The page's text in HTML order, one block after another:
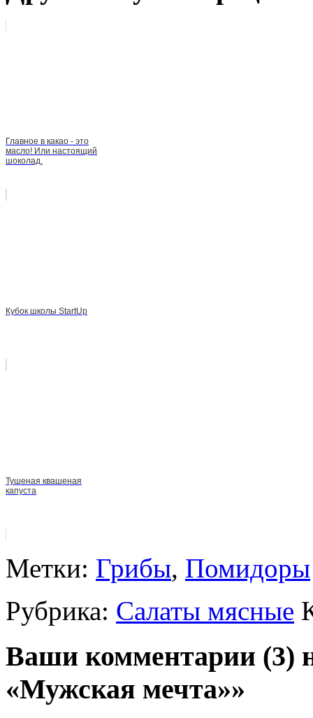
Главное в какао - это
масло! Или настоящий
шоколад.
Кубок школы StartUp
Тушеная квашеная
капуста
Метки: Грибы, Помидоры
Рубрика: Салаты мясные
Ваши комментарии (3)
«Мужская мечта»»